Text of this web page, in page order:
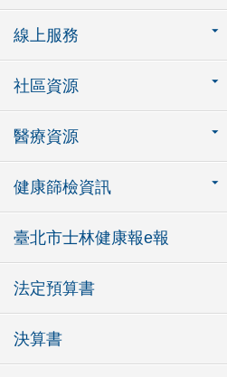
線上服務
社區資源
醫療資源
健康篩檢資訊
臺北市士林健康報e報
法定預算書
決算書